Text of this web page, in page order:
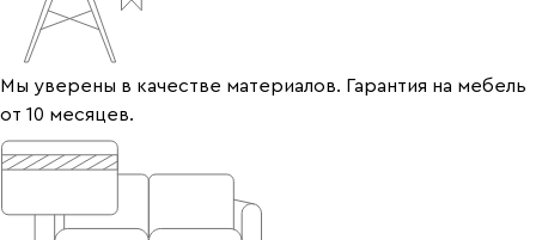
Мы уверены в качестве материалов. Гарантия на мебель
от 10 месяцев.